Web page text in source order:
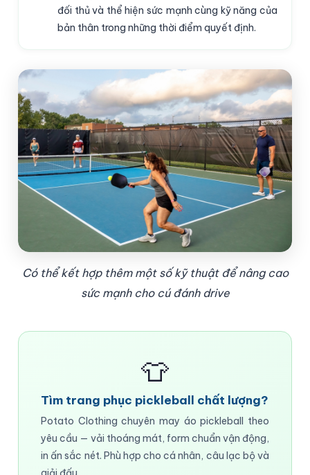
đối thủ và thể hiện sức mạnh cùng kỹ năng của
bản thân trong những thời điểm quyết định.
Có thể kết hợp thêm một số kỹ thuật để nâng cao
sức mạnh cho cú đánh drive
👕
Tìm trang phục pickleball chất lượng?
Potato Clothing chuyên may áo pickleball theo
yêu cầu — vải thoáng mát, form chuẩn vận động,
in ấn sắc nét. Phù hợp cho cá nhân, câu lạc bộ và